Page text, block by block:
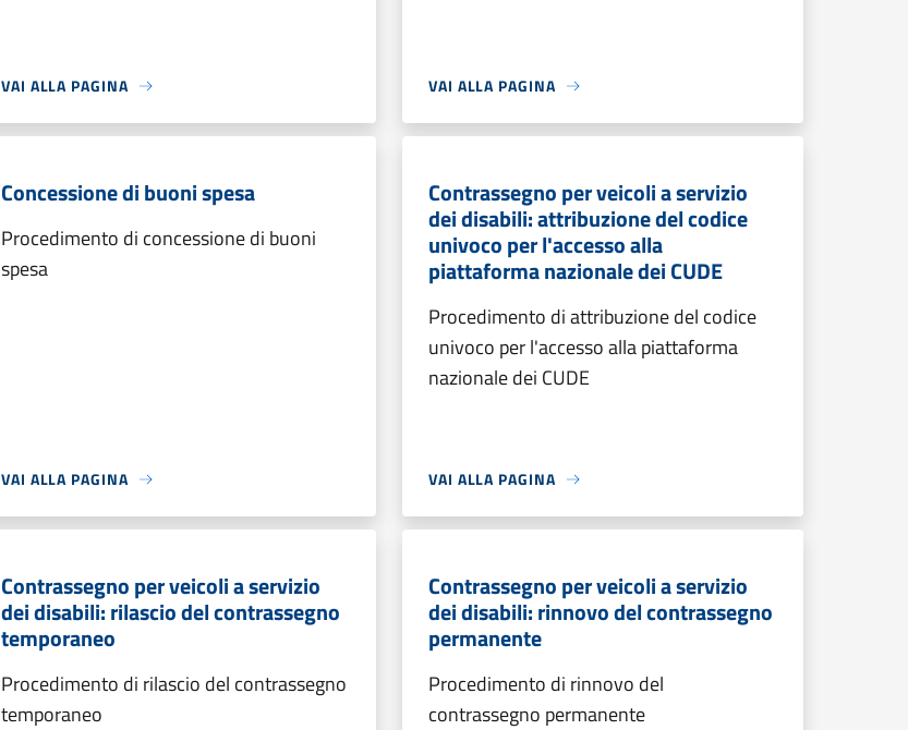
VAI ALLA PAGINA VAI ALLA PAGINA
Concessione di buoni spesa
Procedimento di concessione di buoni
spesa
VAI ALLA PAGINA
Contrassegno per veicoli a servizio
dei disabili: attribuzione del codice
univoco per l'accesso alla
piattaforma nazionale dei CUDE
Procedimento di attribuzione del codice
univoco per l'accesso alla piattaforma
nazionale dei CUDE
VAI ALLA PAGINA
Contrassegno per veicoli a servizio
dei disabili: rilascio del contrassegno
temporaneo
Procedimento di rilascio del contrassegno
temporaneo
Contrassegno per veicoli a servizio
dei disabili: rinnovo del contrassegno
permanente
Procedimento di rinnovo del
contrassegno permanente